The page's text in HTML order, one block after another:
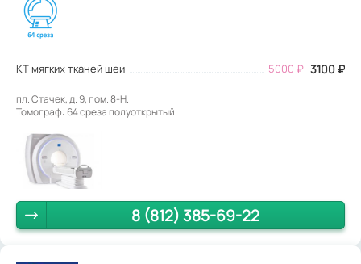
КТ мягких тканей шеи 5000₽ 3100 ₽
пл. Стачек, д. 9, пом. 8-Н.
Томограф: 64 среза полуоткрытый
8 (812) 385-69-22